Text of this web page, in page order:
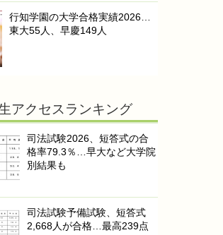
行知学園の大学合格実績2026…
東大55人、早慶149人
アクセスランキング
司法試験2026、短答式の合
格率79.3％…早大など大学院
別結果も
司法試験予備試験、短答式
2,668人が合格…最高239点